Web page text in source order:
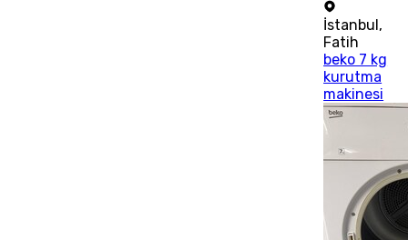
İstanbul,
Fatih
beko 7 kg
kurutma
makinesi